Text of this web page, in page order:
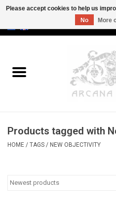
Old & Rare
Erotica
Categories
Products tagged with
HOME / TAGS / NEW OBJECTIVITY
Please accept cookies to help us
No
More